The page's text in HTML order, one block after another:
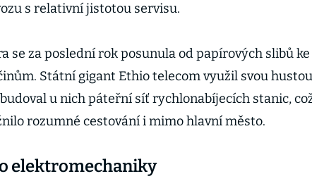
s relativní jistotou servisu.
se za poslední rok posunula od papírových slibů ke
Státní gigant Ethio telecom využil svou
u nich páteřní síť rychlonabíjecích stanic,
rozumné cestování i mimo hlavní město.
elektromechaniky